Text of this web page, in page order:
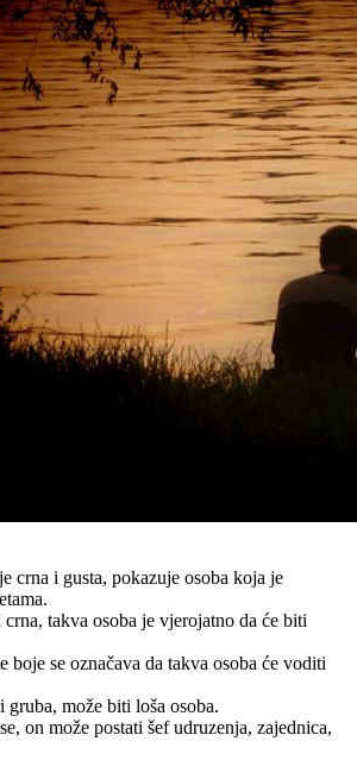
crna i gusta, pokazuje osoba koja je
takva osoba je vjerojatno da će biti
boje se označava da takva osoba će voditi
može biti loša osoba.
on može postati šef udruzenja, zajednica,